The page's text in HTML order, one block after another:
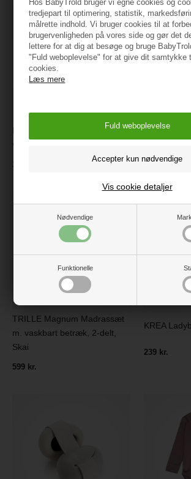
Hos BabyTrold bruger vi egne cookies og
tredjepart til optimering, statistik,
målrette indhold. Vi bruger cookies til at
brugervenligheden på vores side og gør det
lettere for at dig at besøge og bruge
"Fuld weboplevelse" for at give dit samtykke
cookies.
Læs mere
Nødvendige
Funktionelle
Vis cookie detaljer
BabyTrold puslebord
væghængt i træ, Sort
1.499 kr.
Magni Uro
249 kr.
TRILLE Magnum Madrassæt
m. vaskbart betræk, 2-delt,
Skai
599 kr.
KREA
239 kr.